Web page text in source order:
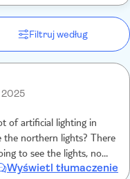
Filtruj według
2025
of artificial lighting in
the northern lights? There
to see the lights, no
other than if we don’t
Wyświetl tłumaczenie